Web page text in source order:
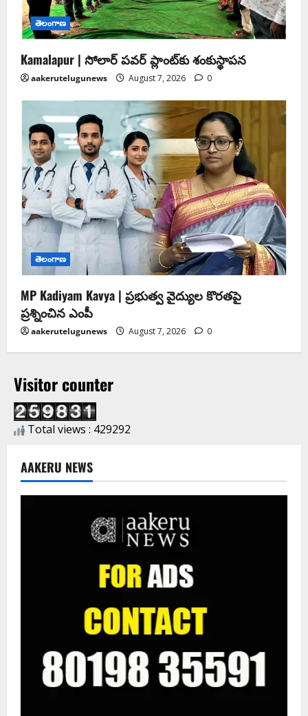
తెలంగాణ
Kamalapur | సోలార్ పవర్ ప్లాంట్‌కు శంకుస్థాపన
aakerutelugunews August 7, 2026 0
తెలంగాణ
MP Kadiyam Kavya | ప్రభుత్వ వైద్యుల కొరతపై
ప్రశ్నించిన ఎంపీ
aakerutelugunews August 7, 2026 0
Visitor counter
Total views : 429292
AAKERU NEWS